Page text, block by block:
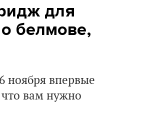
для
белмове,
ноября впервые
вам нужно